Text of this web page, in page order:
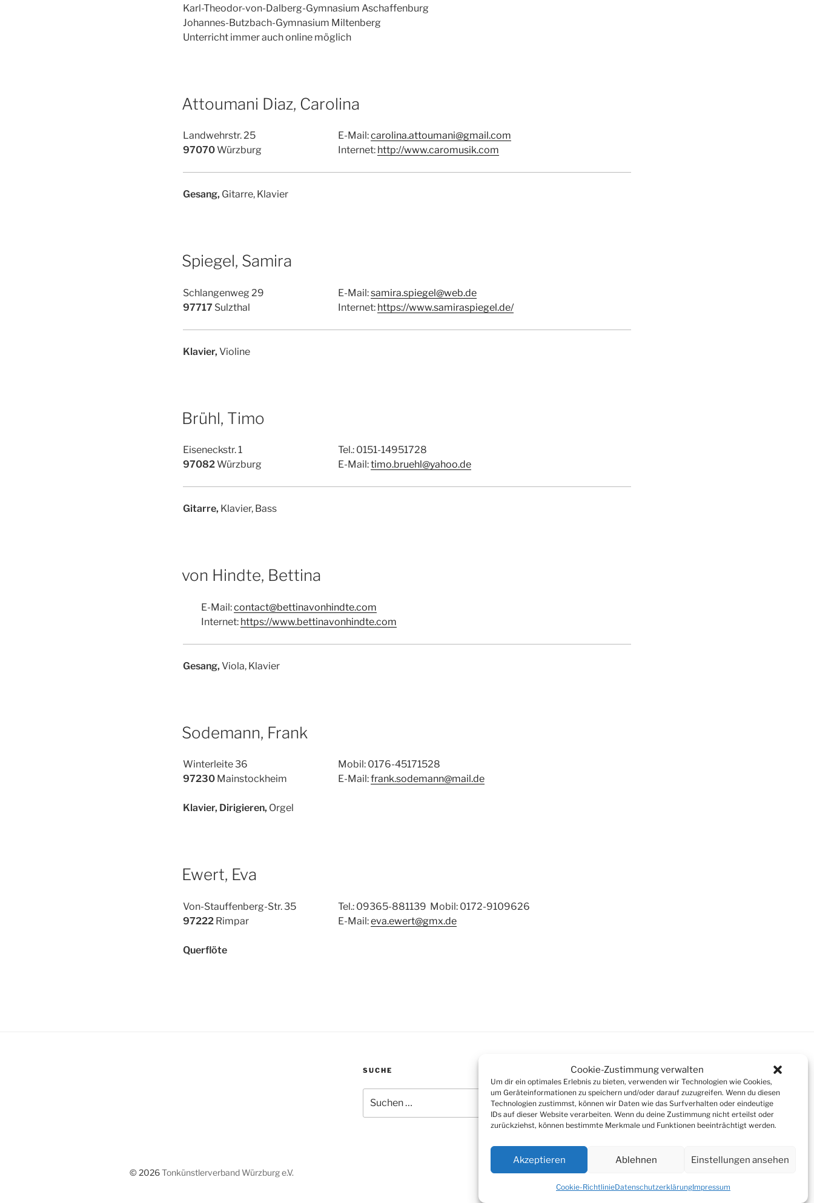
Cookie-Zustimmung verwalten
Um dir ein optimales Erlebnis zu bieten, verwenden wir Technologien wie Cookies,
um Geräteinformationen zu speichern und/oder darauf zuzugreifen. Wenn du diesen
Technologien zustimmst, können wir Daten wie das Surfverhalten oder eindeutige
IDs auf dieser Website verarbeiten. Wenn du deine Zustimmung nicht erteilst oder
zurückziehst, können bestimmte Merkmale und Funktionen beeinträchtigt werden.
Akzeptieren Ablehnen Einstellungen ansehen
Cookie-RichtlinieDatenschutzerklärungImpressum
Karl-Theodor-von-Dalberg-Gymnasium Aschaffenburg
Johannes-Butzbach-Gymnasium Miltenberg
Unterricht immer auch online möglich
Attoumani Diaz, Carolina
Landwehrstr. 25
97070Würzburg
E-Mail:carolina.attoumani@gmail.com
Internet: http://www.caromusik.com
Gesang, Gitarre, Klavier
Spiegel, Samira
Schlangenweg 29
97717 Sulzthal
E-Mail:samira.spiegel@web.de
Internet: https://www.samiraspiegel.de/
Klavier, Violine
Brühl, Timo
Eiseneckstr. 1
97082Würzburg
Tel.: 0151-14951728
E-Mail:timo.bruehl@yahoo.de
Gitarre, Klavier, Bass
von Hindte, Bettina
E-Mail:contact@bettinavonhindte.com
Internet: https://www.bettinavonhindte.com
Gesang, Viola, Klavier
Sodemann, Frank
Winterleite 36
97230 Mainstockheim
Mobil: 0176-45171528
E-Mail:frank.sodemann@mail.de
Klavier, Dirigieren, Orgel
Ewert, Eva
Von-Stauffenberg-Str. 35
97222 Rimpar
Tel.: 09365-881139 Mobil: 0172-9109626
E-Mail:eva.ewert@gmx.de
Querflöte
SUCHE
nach:
Suchen
© 2026Tonkünstlerverband Würzburg e.V.